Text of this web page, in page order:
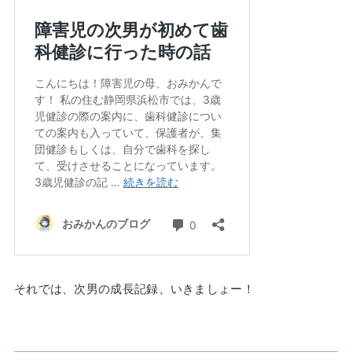
それでは、次男の成長記録、いきましょー！